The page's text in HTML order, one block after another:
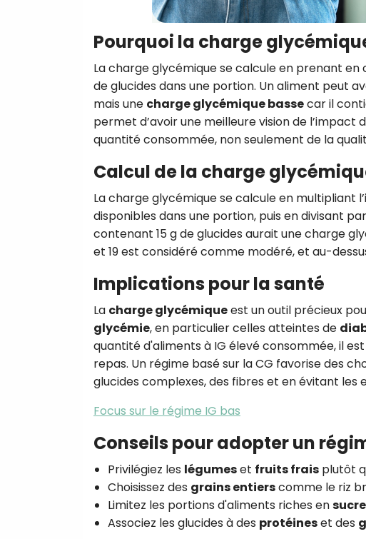
Pourquoi la charge
La charge glycémique se calcule en prenant en
de glucides dans une portion. Un aliment peut
mais une charge glycémique bassecar il
permet d’avoir une meilleure vision de
quantité consommée, non seulement de la
Calcul de la charge
La charge glycémique se calcule en multipliant
disponibles dans une portion, puis en divisant
contenant 15 g de glucides aurait une charge
et 19 est considéré comme modéré, et au-
Implications pour la santé
La charge glycémiqueest un outil précieux
glycémie, en particulier celles atteintes de
quantité d'aliments à IG élevé consommée, il
repas. Un régime basé sur la CG favorise des
glucides complexes, des fibres et en évitant les
Focus sur le régime IG bas
Conseils pour adopter un
Privilégiez les légumeset fruits frais plutôt
Choisissez des grains entierscomme le riz
Limitez les portions d'aliments riches en
Associez les glucides à des protéineset des